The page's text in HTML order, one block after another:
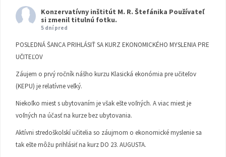
Konzervatívny inštitút M. R. Štefánika Používateľ
si zmenil titulnú fotku.
5 dní pred
POSLEDNÁ ŠANCA PRIHLÁSIŤ SA KURZ EKONOMICKÉHO MYSLENIA PRE
UČITEĽOV
Záujem o prvý ročník nášho kurzu Klasická ekonómia pre učiteľov
(KEPU) je relatívne veľký.
Niekoľko miest s ubytovaním je však ešte voľných. A viac miest je
voľných na účasť na kurze bez ubytovania.
Aktívni stredoškolskí učitelia so záujmom o ekonomické myslenie sa
tak ešte môžu prihlásiť na kurz DO 23. AUGUSTA.